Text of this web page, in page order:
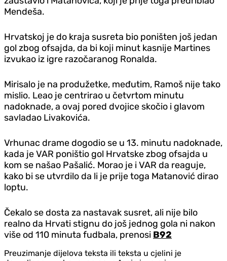
Mendeša.
Hrvatskoj je do kraja susreta bio poništen još jedan
gol zbog ofsajda, da bi koji minut kasnije Martines
izvukao iz igre razočaranog Ronalda.
Mirisalo je na produžetke, međutim, Ramoš nije tako
mislio. Leao je centrirao u četvrtom minutu
nadoknade, a ovaj pored dvojice skočio i glavom
savladao Livakovića.
Vrhunac drame dogodio se u 13. minutu nadoknade,
kada je VAR poništio gol Hrvatske zbog ofsajda u
kom se našao Pašalić. Morao je i VAR da reaguje,
kako bi se utvrdilo da li je prije toga Matanović dirao
loptu.
Čekalo se dosta za nastavak susret, ali nije bilo
realno da Hrvati stignu do još jednog gola ni nakon
više od 110 minuta fudbala, prenosi B92
Preuzimanje dijelova teksta ili teksta u cjelini je